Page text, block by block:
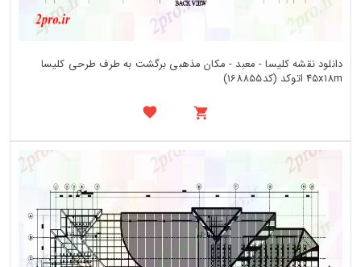
دانلود نقشه کلیسا - معبد - مکان مذهبی برگشت به طرف طرحی کلیسا
45x18m اتوکد (کد168855)